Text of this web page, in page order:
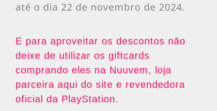
até o dia 22 de novembro de 2024.
E para aproveitar os descontos não
deixe de utilizar os giftcards
comprando eles na Nuuvem, loja
parceira aqui do site e revendedora
oficial da PlayStation.